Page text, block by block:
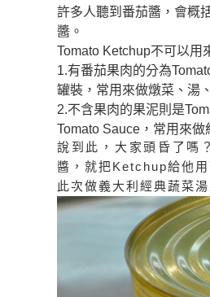
許多人聽到番茄醬，會概
醬。
Tomato Ketchup不可以用
1.有番茄果肉的分為
罐裝，常用來做燉菜、湯
2.不含果肉的果泥則是
Tomato Sauce ，常用來做
說到此，大家頭昏了嗎
醬，就把Ketchup給他用
此次做義大利經典蔬菜